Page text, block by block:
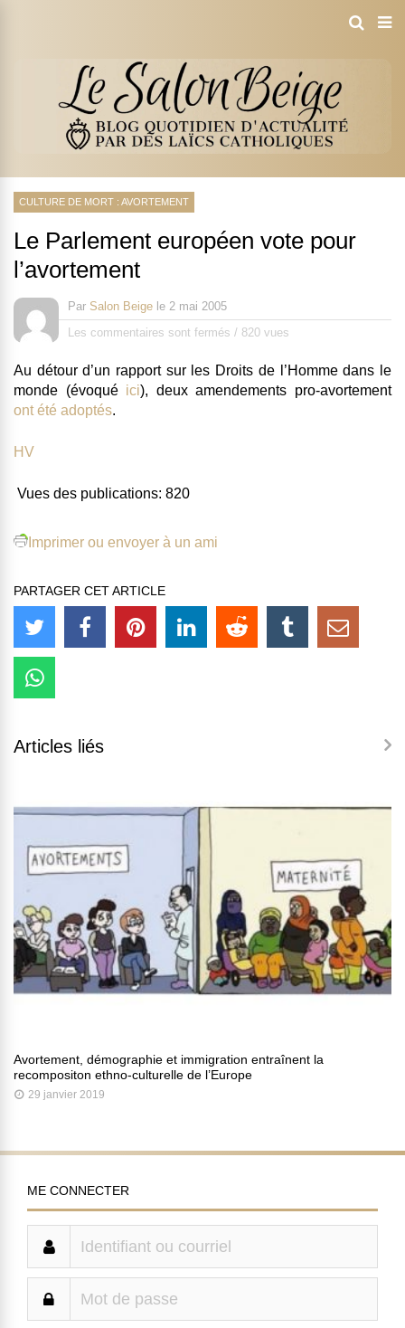
CULTURE DE MORT : AVORTEMENT
Le Parlement européen vote pour
l’avortement
Par Salon Beige le 2 mai 2005
Les commentaires sont fermés / 820 vues
Au détour d’un rapport sur les Droits de l’Homme dans le
monde (évoqué ici), deux amendements pro-avortement
ont été adoptés.
HV
Vues des publications: 820
Imprimer ou envoyer à un ami
PARTAGER CET ARTICLE
Articles liés
Avortement, démographie et immigration entraînent la
recompositon ethno-culturelle de l’Europe
29 janvier 2019
ME CONNECTER